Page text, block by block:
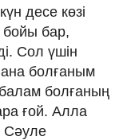
десе көзі
бойы бар,
Сол үшін
болғаным
болғаның
ғой. Алла
Сәуле